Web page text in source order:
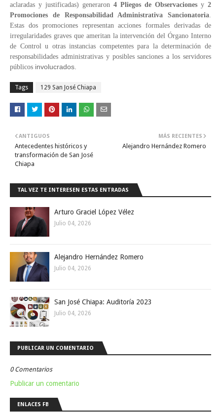
aclaradas y justificadas) generaron 4 Pliegos de Observaciones y 2
Promociones de Responsabilidad Administrativa Sancionatoria
Estas dos promociones representan acciones formales derivadas de
irregularidades graves que ameritan la intervención del Órgano Interno
de Control u otras instancias competentes para la determinación de
responsabilidades administrativas y posibles sanciones a los servidores
públicos involucrados.
Tags 129 San José Chiapa
MÁS RECIENTES
Alejandro Hernández Romero
ANTIGUOS
Antecedentes históricos y
transformación de San José
Chiapa
TAL VEZ TE INTERESEN ESTAS ENTRADAS
Arturo Graciel López Vélez
Julio 04, 2026
Alejandro Hernández Romero
Julio 04, 2026
San José Chiapa: Auditoría 2023
Julio 04, 2026
PUBLICAR UN COMENTARIO
0 Comentarios
Publicar un comentario
ENLACES FB